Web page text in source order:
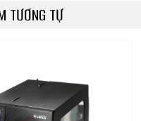
TƯƠNG TỰ